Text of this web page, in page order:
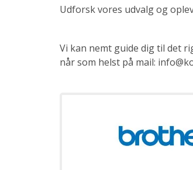
Udforsk vores udvalg og
Vi kan nemt guide dig til det
når som helst på mail: